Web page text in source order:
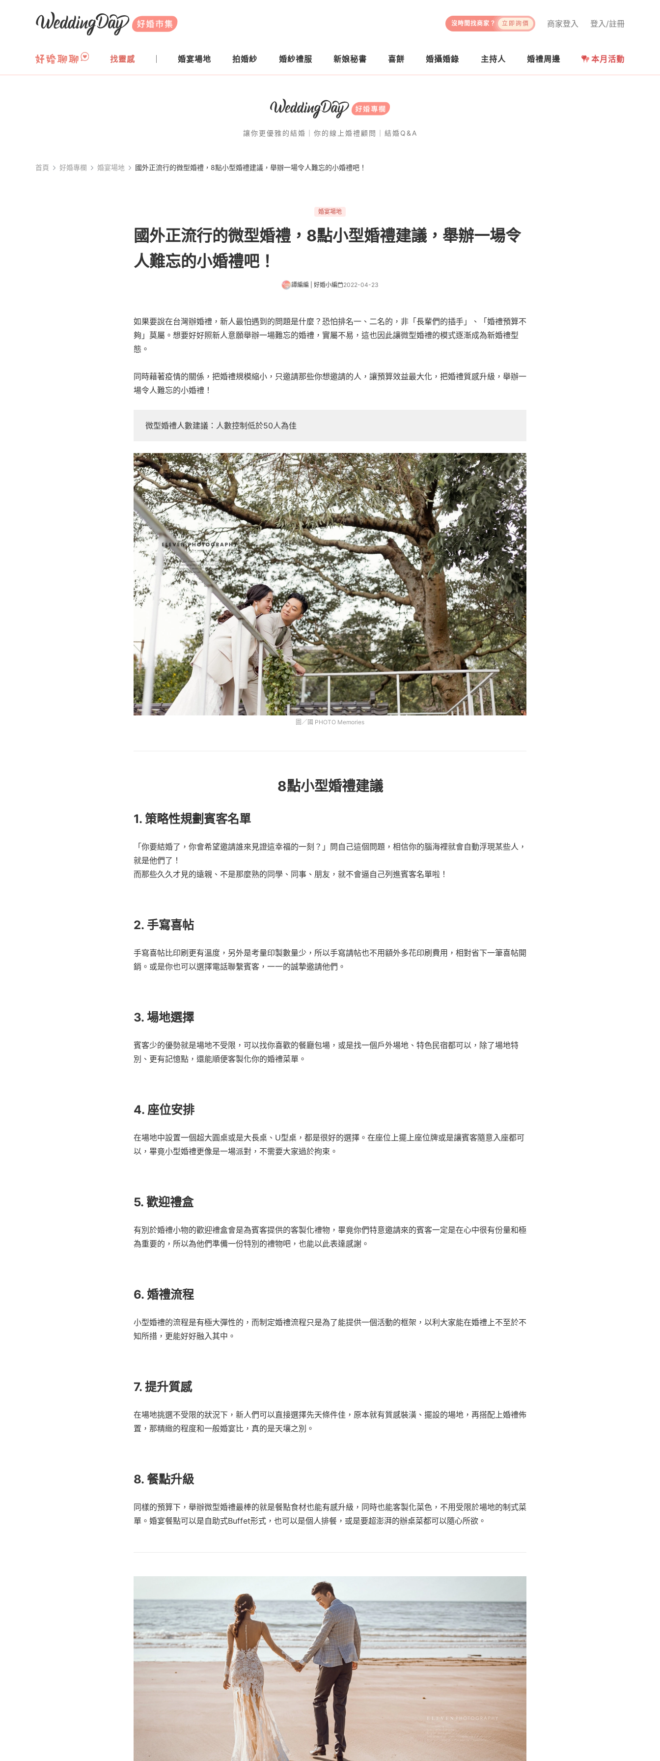
WeddingDay 好婚市集
登入/註冊
商家登入
沒時間找商家？ 立即詢價
找靈感 婚宴場地 拍婚紗 婚紗禮服 新娘秘書 喜餅 婚攝婚錄 主持人 婚禮周邊 本月活動
讓你更優雅的結婚｜你的線上婚禮顧問｜結婚Q&A
首頁 好婚專欄 婚宴場地 國外正流行的微型婚禮，8點小型婚禮建議，舉辦一場令人難忘的小婚禮吧！
婚宴場地
國外正流行的微型婚禮，8點小型婚禮建議，舉辦一場令
人難忘的小婚禮吧！
譚編編 | 好婚小編 2022-04-23
如果要說在台灣辦婚禮，新人最怕遇到的問題是什麼？恐怕排名一、二名的，非「長輩們的插手」、「婚禮預算不
夠」莫屬。想要好好照新人意願舉辦一場難忘的婚禮，實屬不易，這也因此讓微型婚禮的模式逐漸成為新婚禮型
態。
同時藉著疫情的關係，把婚禮規模縮小，只邀請那些你想邀請的人，讓預算效益最大化，把婚禮質感升級，舉辦一
場令人難忘的小婚禮！
微型婚禮人數建議：人數控制低於50人為佳
圖／國 PHOTO Memories
8點小型婚禮建議
1. 策略性規劃賓客名單
「你要結婚了，你會希望邀請誰來見證這幸福的一刻？」問自己這個問題，相信你的腦海裡就會自動浮現某些人，
就是他們了！
而那些久久才見的遠親、不是那麼熟的同學、同事、朋友，就不會逼自己列進賓客名單啦！
2. 手寫喜帖
手寫喜帖比印刷更有溫度，另外是考量印製數量少，所以手寫請帖也不用額外多花印刷費用，相對省下一筆喜帖開
銷。或是你也可以選擇電話聯繫賓客，一一的誠摯邀請他們。
3. 場地選擇
賓客少的優勢就是場地不受限，可以找你喜歡的餐廳包場，或是找一個戶外場地、特色民宿都可以，除了場地特
別、更有記憶點，還能順便客製化你的婚禮菜單。
4. 座位安排
在場地中設置一個超大圓桌或是大長桌、U型桌，都是很好的選擇。在座位上擺上座位牌或是讓賓客隨意入座都可
以，畢竟小型婚禮更像是一場派對，不需要大家過於拘束。
5. 歡迎禮盒
有別於婚禮小物的歡迎禮盒會是為賓客提供的客製化禮物，畢竟你們特意邀請來的賓客一定是在心中很有份量和極
為重要的，所以為他們準備一份特別的禮物吧，也能以此表達感謝。
6. 婚禮流程
小型婚禮的流程是有極大彈性的，而制定婚禮流程只是為了能提供一個活動的框架，以利大家能在婚禮上不至於不
知所措，更能好好融入其中。
7. 提升質感
在場地挑選不受限的狀況下，新人們可以直接選擇先天條件佳，原本就有質感裝潢、擺設的場地，再搭配上婚禮佈
置，那精緻的程度和一般婚宴比，真的是天壤之別。
8. 餐點升級
同樣的預算下，舉辦微型婚禮最棒的就是餐點食材也能有感升級，同時也能客製化菜色，不用受限於場地的制式菜
單。婚宴餐點可以是自助式Buffet形式，也可以是個人排餐，或是要超澎湃的辦桌菜都可以隨心所欲。